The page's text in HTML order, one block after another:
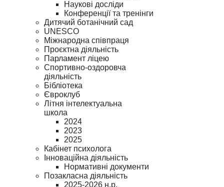
Наукові досліди
Конференції та тренінги
Дитячий ботанічний сад
UNESCO
Міжнародна співпраця
Проєктна діяльність
Парламент ліцею
Спортивно-оздоровча
діяльність
Бібліотека
Євроклуб
Літня інтелектуальна
школа
2024
2023
2025
Кабінет психолога
Інноваційна діяльність
Нормативні документи
Позакласна діяльність
2025-2026 н.р.